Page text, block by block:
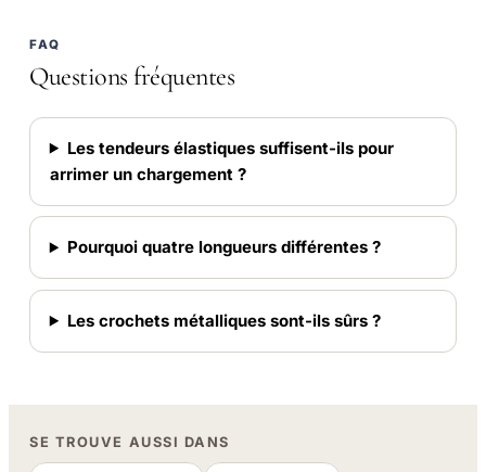
FAQ
Questions fréquentes
Les tendeurs élastiques suffisent-ils pour
arrimer un chargement ?
Pourquoi quatre longueurs différentes ?
Les crochets métalliques sont-ils sûrs ?
SE TROUVE AUSSI DANS